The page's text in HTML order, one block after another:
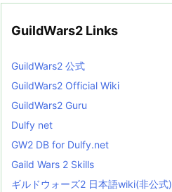
GuildWars2 Links
GuildWars2 公式
GuildWars2 Official Wiki
GuildWars2 Guru
Dulfy net
GW2 DB for Dulfy.net
Gaild Wars 2 Skills
ギルドウォーズ2 日本語wiki(非公式)